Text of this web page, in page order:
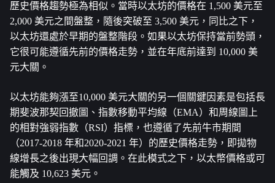
歷史價格趨勢極為相似。當時以太坊的價格在 1,500 美元至
2,000 美元之間盤整，隨後突破至 3,500 美元，同比之下，
以太坊還處於早期的盤整階段。如果以太坊保持當前勢頭，
它很可能遵循先前的價格走勢，並在年底前達到 10,000 美
元大關。
以太坊能夠漲至10,000 美元大關的另一個關鍵因素是包括長
期斐波那契回撤圖、指數移動平均線（EMA）和周線圖上
的相對強弱指數（RSI）指標，也遵循了先前牛市期間
（2017-2018 年和2020-2021 年）的歷史價格走勢，即拋物
線增長之後出現大幅回調。在此模式之下，以太幣價格或可
能觸及 10,623 美元。